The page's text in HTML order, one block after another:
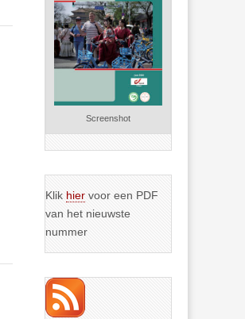
Screenshot
Klik hier voor een PDF
van het nieuwste
nummer